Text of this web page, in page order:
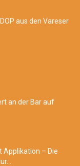
aus den Vareser
an der Bar auf
– Die